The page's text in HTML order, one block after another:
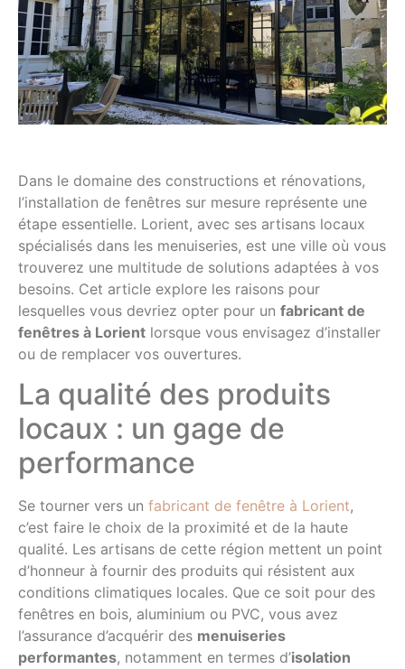
Dans le domaine des constructions et rénovations,
l’installation de fenêtres sur mesure représente une
étape essentielle. Lorient, avec ses artisans locaux
spécialisés dans les menuiseries, est une ville où vous
trouverez une multitude de solutions adaptées à vos
besoins. Cet article explore les raisons pour
lesquelles vous devriez opter pour un fabricant de
fenêtres à Lorient lorsque vous envisagez d’installer
ou de remplacer vos ouvertures.
La qualité des produits
locaux : un gage de
performance
Se tourner vers un fabricant de fenêtre à Lorient,
c’est faire le choix de la proximité et de la haute
qualité. Les artisans de cette région mettent un point
d’honneur à fournir des produits qui résistent aux
conditions climatiques locales. Que ce soit pour des
fenêtres en bois, aluminium ou PVC, vous avez
l’assurance d’acquérir des menuiseries
performantes, notamment en termes d’isolation